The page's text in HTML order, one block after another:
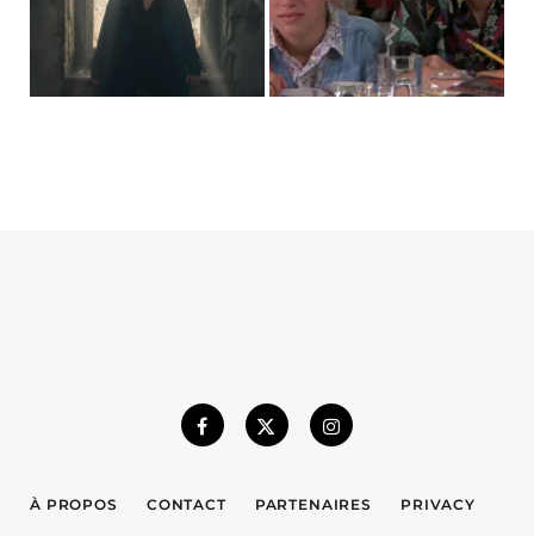
À PROPOS CONTACT PARTENAIRES PRIVACY